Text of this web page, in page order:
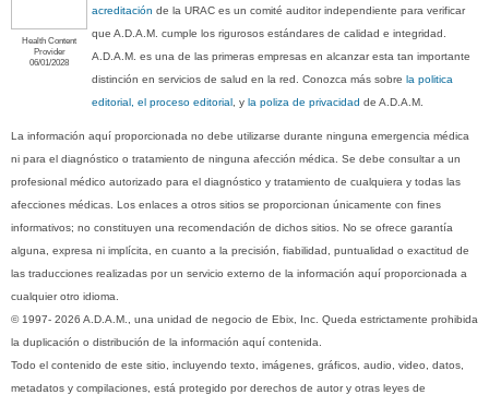
Health Content
Provider
06/01/2028
acreditación de la URAC es un comité auditor independiente para verificar
que A.D.A.M. cumple los rigurosos estándares de calidad e integridad.
A.D.A.M. es una de las primeras empresas en alcanzar esta tan importante
distinción en servicios de salud en la red. Conozca más sobrela politica
editorial, el proceso editorial , yla poliza de privacidad de A.D.A.M.
La información aquí proporcionada no debe utilizarse durante ninguna emergencia médica
ni para el diagnóstico o tratamiento de ninguna afección médica. Se debe consultar a un
profesional médico autorizado para el diagnóstico y tratamiento de cualquiera y todas las
afecciones médicas. Los enlaces a otros sitios se proporcionan únicamente con fines
informativos; no constituyen una recomendación de dichos sitios. No se ofrece garantía
alguna, expresa ni implícita, en cuanto a la precisión, fiabilidad, puntualidad o exactitud de
las traducciones realizadas por un servicio externo de la información aquí proporcionada a
cualquier otro idioma.
© 1997- 2026 A.D.A.M., una unidad de negocio de Ebix, Inc. Queda estrictamente prohibida
la duplicación o distribución de la información aquí contenida.
Todo el contenido de este sitio, incluyendo texto, imágenes, gráficos, audio, video, datos,
metadatos y compilaciones, está protegido por derechos de autor y otras leyes de